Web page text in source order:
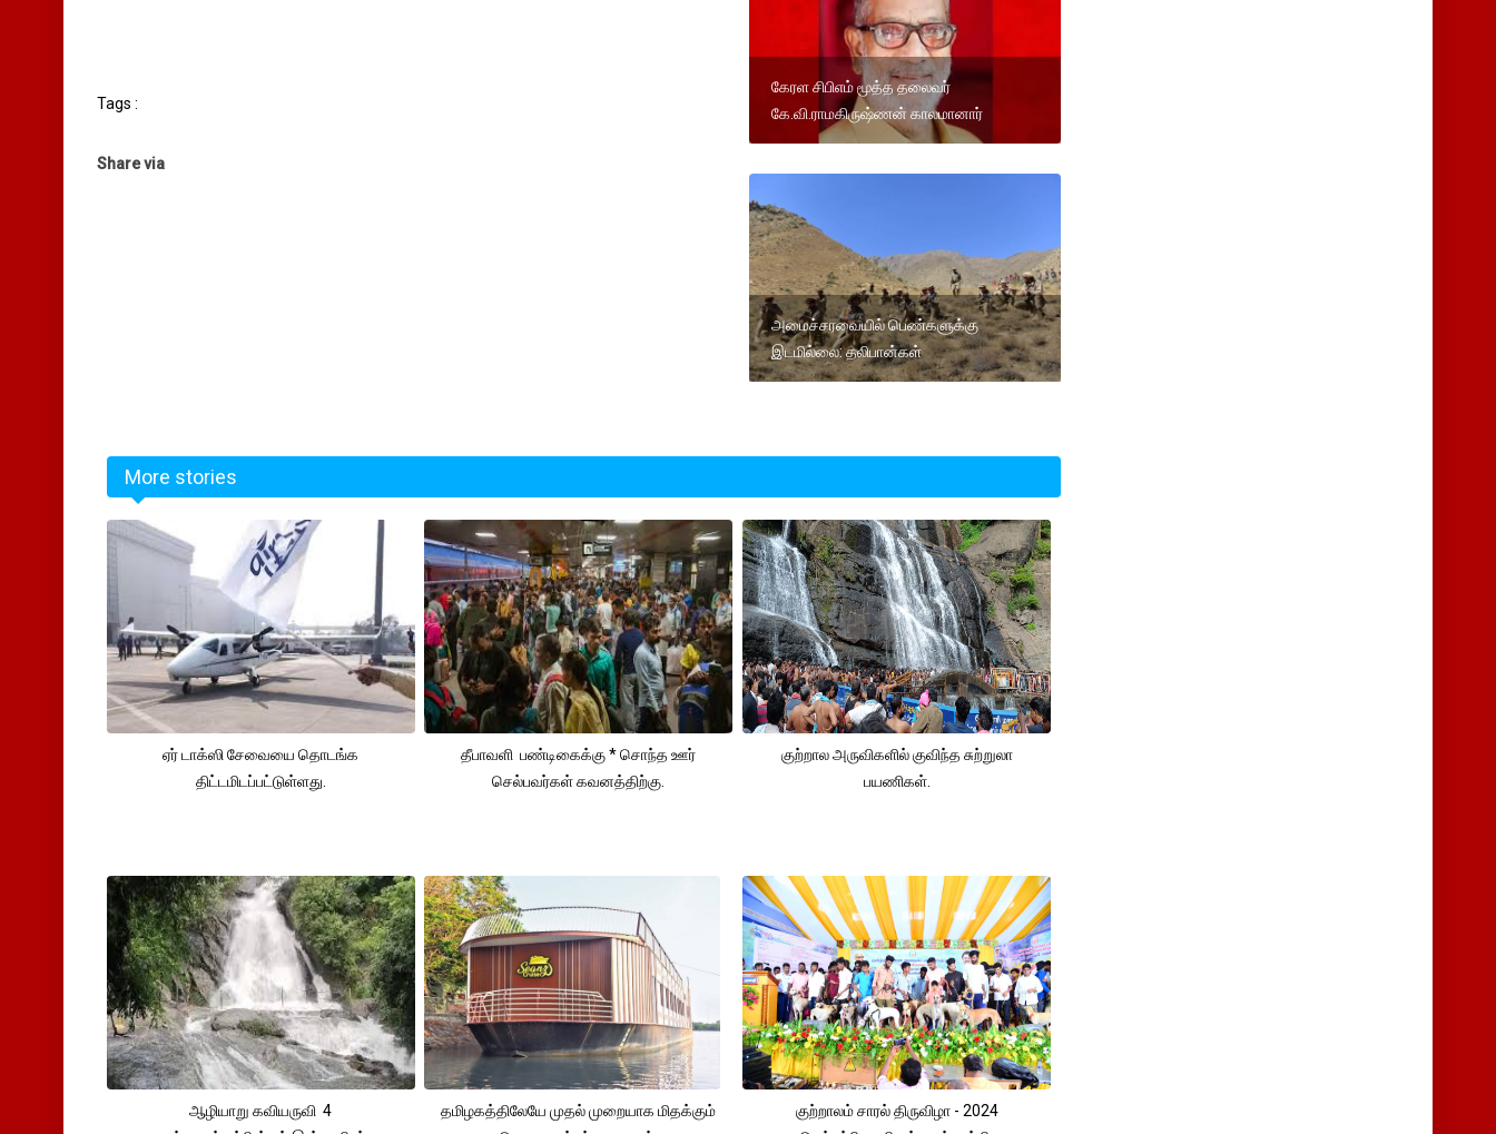
Tags :
Share via
கேரள சிபிஎம் மூத்த தலைவர்
கே.வி.ராமகிருஷ்ணன் காலமானார்
அமைச்சரவையில் பெண்களுக்கு
இடமில்லை: தலிபான்கள்
More stories
ஏர் டாக்ஸி சேவையை தொடங்க
திட்டமிடப்பட்டுள்ளது.
தீபாவளி பண்டிகைக்கு * சொந்த ஊர்
செல்பவர்கள் கவனத்திற்கு.
குற்றால அருவிகளில் குவிந்த சுற்றுலா
பயணிகள்.
ஆழியாறு கவியருவி 4
தமிழகத்திலேயே முதல் முறையாக மிதக்கும்
குற்றாலம் சாரல் திருவிழா - 2024